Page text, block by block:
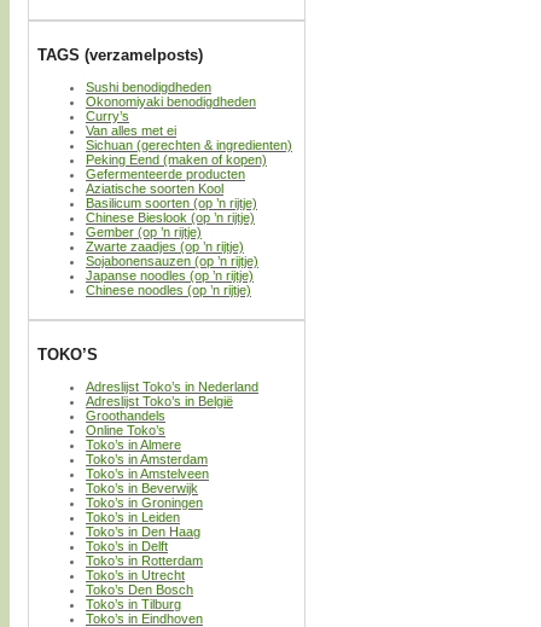
TAGS (verzamelposts)
Sushi benodigdheden
Okonomiyaki benodigdheden
Curry’s
Van alles met ei
Sichuan (gerechten & ingredienten)
Peking Eend (maken of kopen)
Gefermenteerde producten
Aziatische soorten Kool
Basilicum soorten (op ’n rijtje)
Chinese Bieslook (op ’n rijtje)
Gember (op ’n rijtje)
Zwarte zaadjes (op ’n rijtje)
Sojabonensauzen (op ’n rijtje)
Japanse noodles (op ’n rijtje)
Chinese noodles (op ’n rijtje)
TOKO’S
Adreslijst Toko’s in Nederland
Adreslijst Toko’s in België
Groothandels
Online Toko’s
Toko’s in Almere
Toko’s in Amsterdam
Toko’s in Amstelveen
Toko’s in Beverwijk
Toko’s in Groningen
Toko’s in Leiden
Toko’s in Den Haag
Toko’s in Delft
Toko’s in Rotterdam
Toko’s in Utrecht
Toko’s Den Bosch
Toko’s in Tilburg
Toko’s in Eindhoven